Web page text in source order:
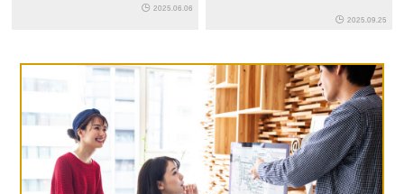
2025.06.06
2025.09.25